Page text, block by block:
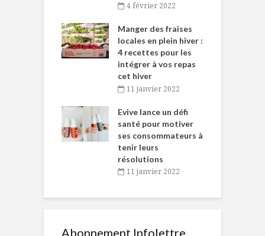
4 février 2022
Manger des fraises
locales en plein hiver :
4 recettes pour les
intégrer à vos repas
cet hiver
11 janvier 2022
Evive lance un défi
santé pour motiver
ses consommateurs à
tenir leurs
résolutions
11 janvier 2022
Abonnement Infolettre